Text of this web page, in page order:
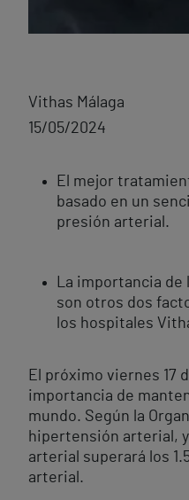
Vithas Málaga
15/05/2024
El mejor
basado en un
presión arterial.
La importancia de
son otros dos
los hospitales
El próximo viernes 17
importancia de
mundo. Según la
hipertensión arterial,
arterial superará los
arterial.